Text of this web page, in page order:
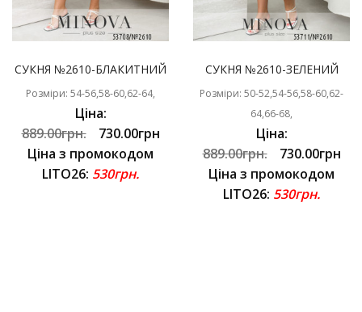
СУКНЯ №2610-БЛАКИТНИЙ
Розміри: 54-56,58-60,62-64,
Ціна:
889.00грн.
730.00грн
Ціна з промокодом
LITO26: 530грн.
СУКНЯ №2610-ЗЕЛЕНИЙ
Розміри: 50-52,54-56,58-60,62-
64,66-68,
Ціна:
889.00грн.
730.00грн
Ціна з промокодом
LITO26: 530грн.